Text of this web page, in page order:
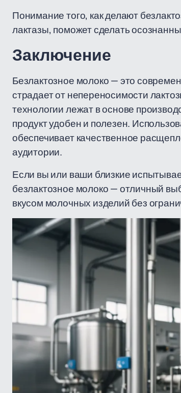
Понимание того, как делают
лактазы, поможет сделать
Заключение
Безлактозное молоко — это
страдает от непереносимости
технологии лежат в основе
продукт удобен и полезен.
обеспечивает качественное
аудитории.
Если вы или ваши близкие
безлактозное молоко — отличный
вкусом молочных изделий без